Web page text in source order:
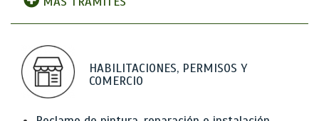
HABILITACIONES, PERMISOS Y
COMERCIO